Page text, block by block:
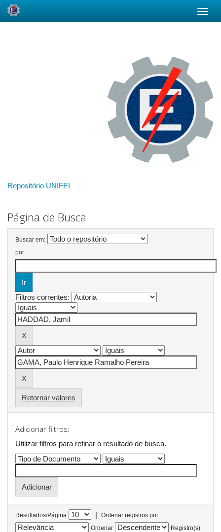
Repositório UNIFEI
Página de Busca
Buscar em:
por
Filtros correntes:
Retornar valores
Adicionar filtros:
Utilizar filtros para refinar o resultado de busca.
Resultados/Página |
Ordenar registros por
Ordenar
Registro(s)